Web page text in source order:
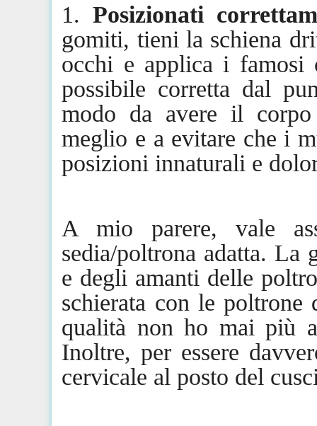
1.Posizionati
gomiti, tieni la schiena
occhi e applica i famosi
possibile corretta dal
modo da avere il
meglio e a evitare che i
posizioni innaturali e
A mio parere, vale
sedia/poltrona adatta. La
e degli amanti delle
schierata con le poltrone
qualità non ho mai più
Inoltre, per essere
cervicale al posto del